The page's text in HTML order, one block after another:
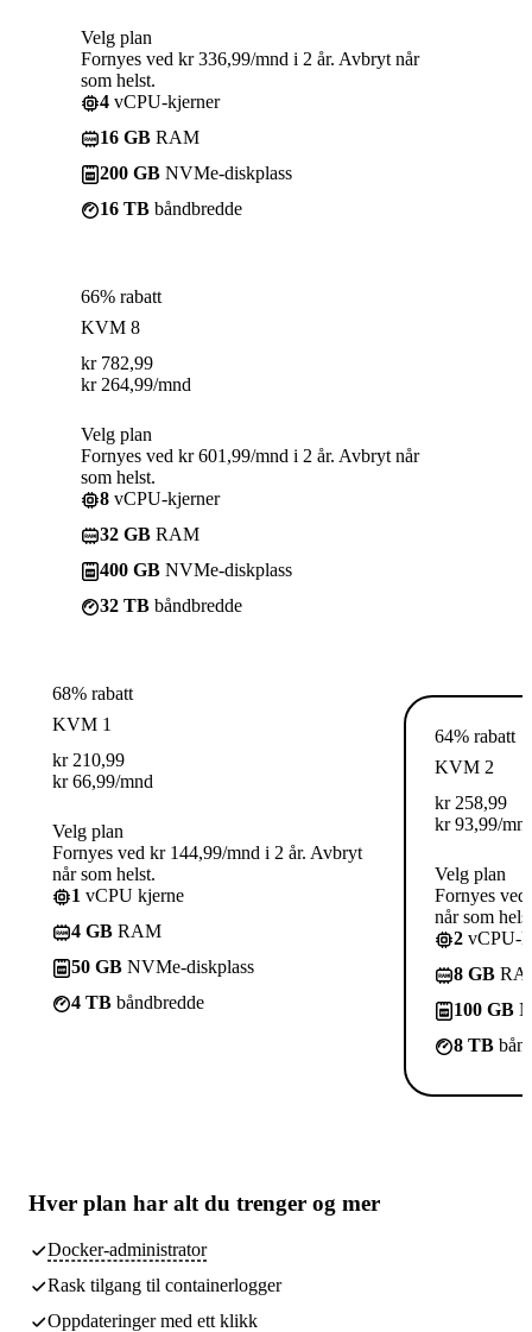
Velg plan
Fornyes ved kr 336,99/mnd i 2 år. Avbryt når
som helst.
4 vCPU-kjerner
16 GB RAM
200 GB NVMe-diskplass
16 TB båndbredde
66% rabatt
KVM 8
kr 782,99
kr 264,99/mnd
Velg plan
Fornyes ved kr 601,99/mnd i 2 år. Avbryt når
som helst.
8 vCPU-kjerner
32 GB RAM
400 GB NVMe-diskplass
32 TB båndbredde
68% rabatt
KVM 1
kr 210,99
kr 66,99/mnd
Velg plan
Fornyes ved kr 144,99/mnd i 2 år. Avbryt
når som helst.
1 vCPU kjerne
4 GB RAM
50 GB NVMe-diskplass
4 TB båndbredde
64% rabatt
KVM 2
kr 258,99
kr 93,99/
Velg plan
Fornyes
når som
2 vCPU-
8 GB
100 GB
8 TB
Hver plan har alt du trenger og mer
Docker-administrator
Rask tilgang til containerlogger
Oppdateringer med ett klikk